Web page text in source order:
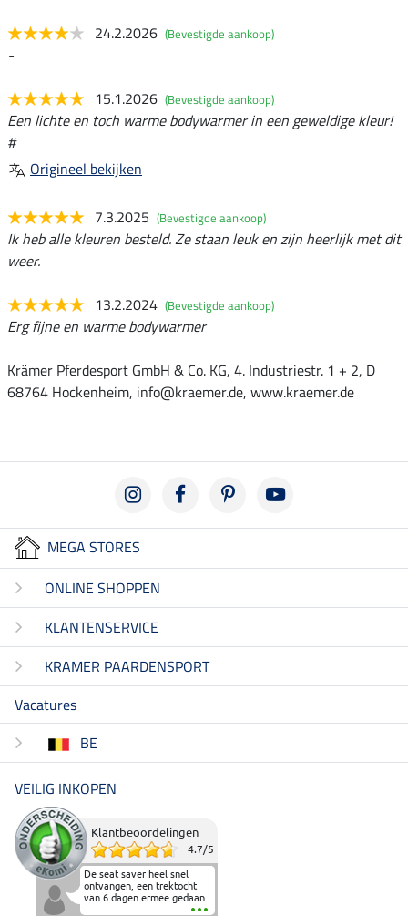
24.2.2026 (Bevestigde aankoop)
-
15.1.2026 (Bevestigde aankoop)
Een lichte en toch warme bodywarmer in een geweldige kleur!
#
Origineel bekijken
7.3.2025 (Bevestigde aankoop)
Ik heb alle kleuren besteld. Ze staan leuk en zijn heerlijk met dit
weer.
13.2.2024 (Bevestigde aankoop)
Erg fijne en warme bodywarmer
Krämer Pferdesport GmbH & Co. KG, 4. Industriestr. 1 + 2, D
68764 Hockenheim, info@kraemer.de, www.kraemer.de
MEGA STORES
ONLINE SHOPPEN
KLANTENSERVICE
KRAMER PAARDENSPORT
Vacatures
BE
VEILIG INKOPEN
Klantbeoordelingen
4.7/5
De seat saver heel snel
ontvangen, een trektocht
van 6 dagen ermee gedaan
en deze heeft de beproeving